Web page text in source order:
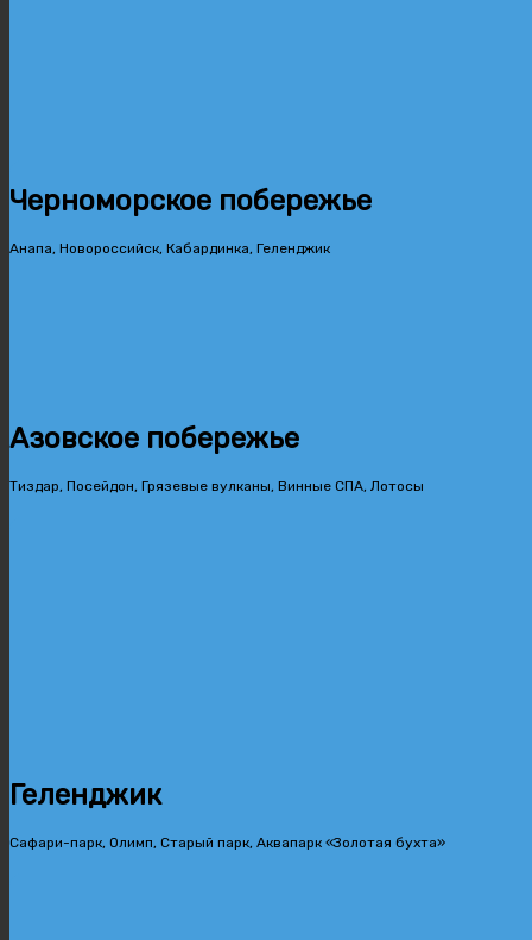
Черноморское побережье
Анапа, Новороссийск, Кабардинка, Геленджик
Азовское побережье
Тиздар, Посейдон, Грязевые вулканы, Винные СПА, Лотосы
Геленджик
Сафари-парк, Олимп, Старый парк, Аквапарк «Золотая бухта»